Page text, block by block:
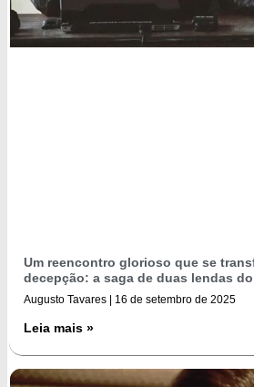
Um reencontro glorioso que se
decepção: a saga de duas lendas
Augusto Tavares 16 de setembro de 2025
Leia mais »